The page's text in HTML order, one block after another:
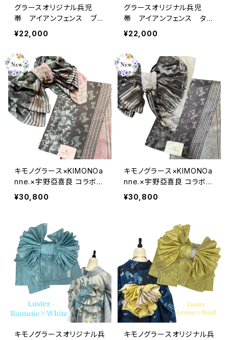
グラースオリジナル兵児
帯 アイアンフェンス ブラ
ック×ホワイト ポリエステ
ル100％
¥22,000
グラースオリジナル兵児
帯 アイアンフェンス ター
コイズ×プラチナ ポリエス
テル100％
¥22,000
キモノグラース×KIMONOa
nne.×宇野亞喜良 コラボ兵
児帯 KIMONOanne.vol7
掲載 Ribbon and Girl グ
¥30,800
キモノグラース×KIMONOa
nne.×宇野亞喜良 コラボ兵
児帯 KIMONOanne.vol7
掲載 Ribbon and Girl パ
¥30,800
キモノグラースオリジナル兵
キモノグラースオリジナル兵